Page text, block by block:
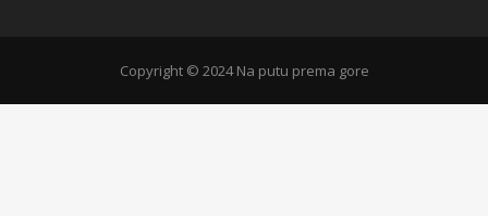
Copyright © 2024 Na putu prema gore